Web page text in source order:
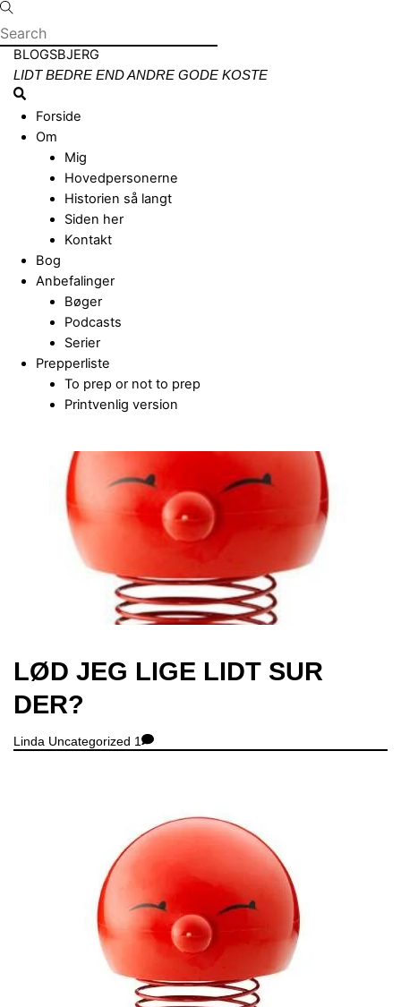
Skip
to
content
Menu
BLOGSBJERG
LIDT BEDRE END ANDRE GODE KOSTE
Search
Forside
Om
Mig
Hovedpersonerne
Historien så langt
Siden her
Kontakt
Bog
Anbefalinger
Bøger
Podcasts
Serier
Prepperliste
To prep or not to prep
Printvenlig version
LØD JEG LIGE LIDT SUR
DER?
Linda Uncategorized 1